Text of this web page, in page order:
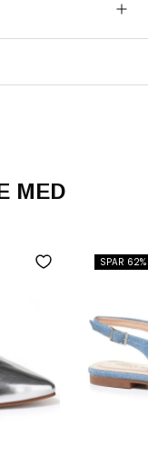
MED
SPAR 62%